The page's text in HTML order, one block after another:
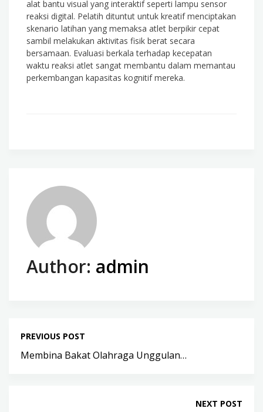
alat bantu visual yang interaktif seperti lampu sensor
reaksi digital. Pelatih dituntut untuk kreatif menciptakan
skenario latihan yang memaksa atlet berpikir cepat
sambil melakukan aktivitas fisik berat secara
bersamaan. Evaluasi berkala terhadap kecepatan
waktu reaksi atlet sangat membantu dalam memantau
perkembangan kapasitas kognitif mereka.
Author: admin
PREVIOUS POST
Membina Bakat Olahraga Unggulan…
NEXT POST